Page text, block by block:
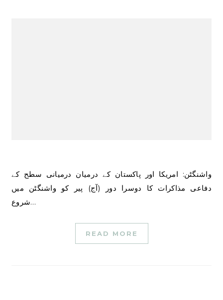
واشنگٹن: امریکا اور پاکستان کے درمیان درمیانی سطح کے
دفاعی مذاکرات کا دوسرا دور (آج) پیر کو واشنگٹن میں
شروع…
READ MORE